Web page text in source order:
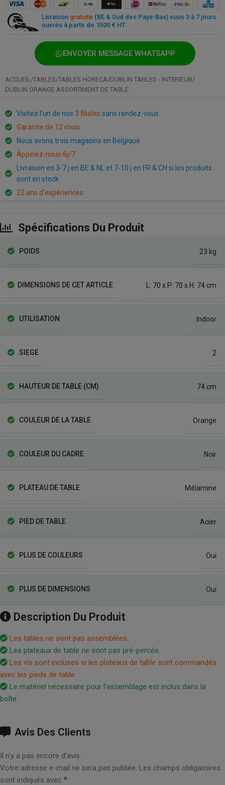
Livraison gratuite (BE & Sud des Pays-Bas) sous 3 à 7 jours
ouvrés à partir de 1500 € HT.
ENVOYER MESSAGE WHATSAPP
ACCUEIL/TABLES/TABLES HORECA/DUBLIN TABLES - INTÉRIEUR/
DUBLIN ORANGE ASSORTIMENT DE TABLE
Visitez l’un de nos 3 filiales sans rendez-vous
Garantie de 12 mois
Nous avons trois magasins en Belgique
Appelez-nous 6j/7
Livraison en 3-7 j en BE & NL et 7-10 j en FR & CH si les produits
sont en stock
22 ans d’expériences
Spécifications Du Produit
POIDS 23 kg
DIMENSIONS DE CET ARTICLE L: 70 x P: 70 x H: 74 cm
UTILISATION Indoor
SIEGE 2
HAUTEUR DE TABLE (CM) 74 cm
COULEUR DE LA TABLE Orange
COULEUR DU CADRE Noir
PLATEAU DE TABLE Mélamine
PIED DE TABLE Acier
PLUS DE COULEURS Oui
PLUS DE DIMENSIONS Oui
Description Du Produit
Les tables ne sont pas assemblées.
Les plateaux de table ne sont pas pré-percés.
Les vis sont incluses si les plateaux de table sont commandés
avec les pieds de table.
Le matériel nécessaire pour l’assemblage est inclus dans la
boîte.
Avis Des Clients
Il n’y a pas encore d’avis.
Votre adresse e-mail ne sera pas publiée. Les champs obligatoires
sont indiqués avec *